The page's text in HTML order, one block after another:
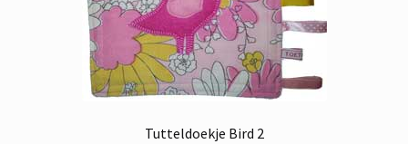
Tutteldoekje Bird 2